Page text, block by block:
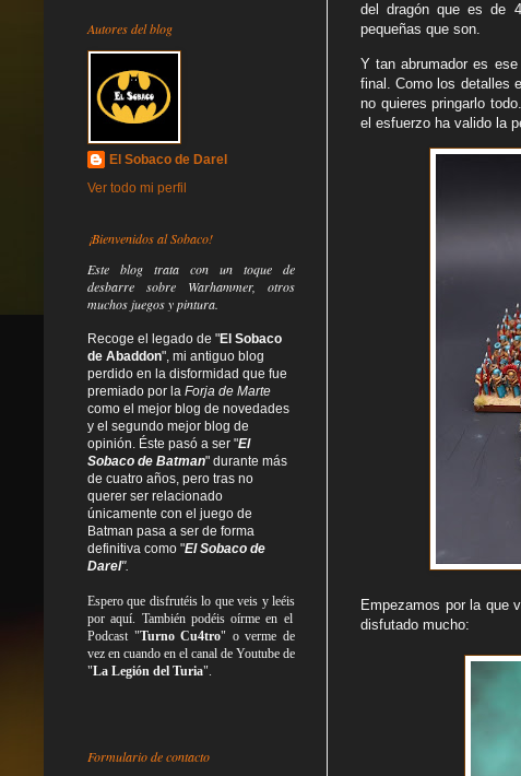
del dragón que es de
pequeñas que son.
Y tan abrumador es
final. Como los detalles
no quieres pringarlo
el esfuerzo ha valido la
Empezamos por la que
disfutado mucho:
Autores del blog
El Sobaco de Darel
Ver todo mi perfil
¡Bienvenidos al Sobaco!
Este blog trata con un toque de
desbarre sobre Warhammer, otros
muchos juegos y pintura.
Recoge el legado de "El Sobaco
de Abaddon", mi antiguo blog
perdido en la disformidad que fue
premiado por la Forja de Marte
como el mejor blog de novedades
y el segundo mejor blog de
opinión. Éste pasó a ser "El
Sobaco de Batman" durante más
de cuatro años, pero tras no
querer ser relacionado
únicamente con el juego de
Batman pasa a ser de forma
definitiva como "El Sobaco de
Darel".
Espero que disfrutéis lo queveis yleéis
por aquí. También podéis oírme en el
Podcast "Turno Cu4tro" o verme de
vez en cuando en el canal de Youtube de
"La Legión del Turia".
Formulario de contacto